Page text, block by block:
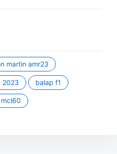
martin amr23
2023 balap f1